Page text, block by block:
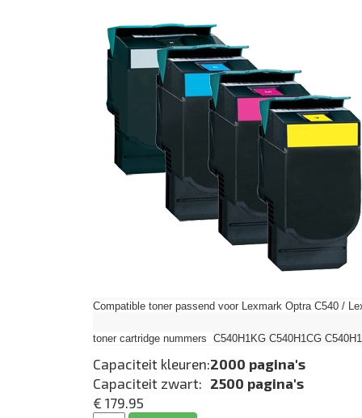
Compatible toner passend voor Lexmark Optra C540 /
toner cartridge nummers C540H1KG C540H1CG
Capaciteit kleuren:2000 pagina's
Capaciteit zwart: 2500 pagina's
€ 179.95